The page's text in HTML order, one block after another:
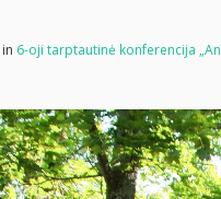
in 6-oji tarptautinė konferencija